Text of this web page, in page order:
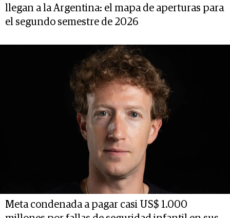
llegan a la Argentina: el mapa de aperturas para
el segundo semestre de 2026
Meta condenada a pagar casi US$ 1.000